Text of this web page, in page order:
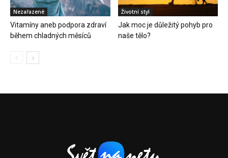
Nezařazené
Vitamíny aneb podpora zdraví
během chladných měsíců
Životní styl
Jak moc je důležitý pohyb pro
naše tělo?